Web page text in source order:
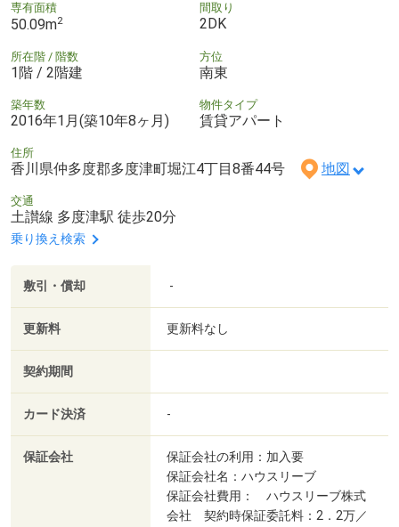
専有面積
50.09m2
間取り
2DK
所在階 / 階数
1階 / 2階建
方位
南東
築年数
2016年1月(築10年8ヶ月)
物件タイプ
賃貸アパート
住所
香川県仲多度郡多度津町堀江4丁目8番44号 地図
交通
土讃線 多度津駅 徒歩20分
乗り換え検索
敷引・償却 -
更新料 更新料なし
契約期間
カード決済 -
保証会社
保証会社の利用：加入要
保証会社名：ハウスリーブ
保証会社費用： ハウスリーブ株式
会社 契約時保証委託料：2．2万／